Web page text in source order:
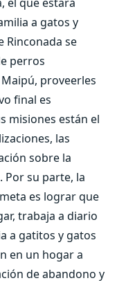
a gatos y
Rinconada se
perros
proveerles
final es
misiones están el
las
sobre la
Por su parte, la
es lograr que
trabaja a diario
a gatitos y gatos
en un hogar a
de abandono y